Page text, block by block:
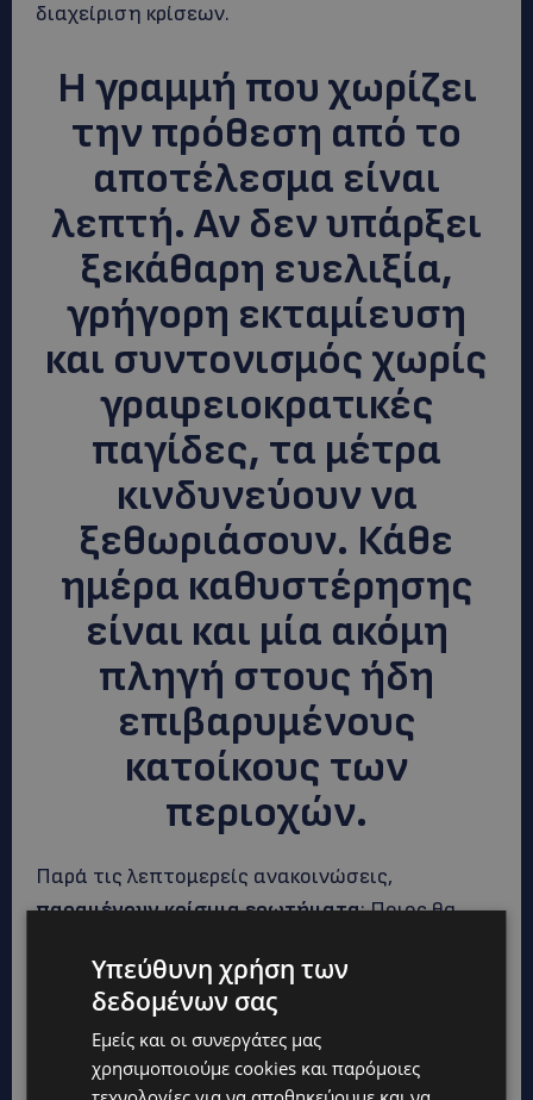
διαχείριση κρίσεων.
Η γραμμή που χωρίζει
την πρόθεση από το
αποτέλεσμα είναι
λεπτή. Αν δεν υπάρξει
ξεκάθαρη ευελιξία,
γρήγορη εκταμίευση
και συντονισμός χωρίς
γραφειοκρατικές
παγίδες, τα μέτρα
κινδυνεύουν να
ξεθωριάσουν. Κάθε
ημέρα καθυστέρησης
είναι και μία ακόμη
πληγή στους ήδη
επιβαρυμένους
κατοίκους των
περιοχών.
Παρά τις λεπτομερείς ανακοινώσεις,
παραμένουν κρίσιμα ερωτήματα: Ποιος θα
ενιαίο Κέντρο Διαχείρισης ή θα διαμοιραστούν
οι αρμοδιότητες χωρίς σαφή ηγεσία; Πώς
ακριβώς θα υλοποιηθεί η “περιβαλλοντική
αποκατάσταση”; Μιλάμε για αναδάσωση,
Υπεύθυνη χρήση των
δεδομένων σας
Εμείς και οι συνεργάτες μας
χρησιμοποιούμε cookies και παρόμοιες